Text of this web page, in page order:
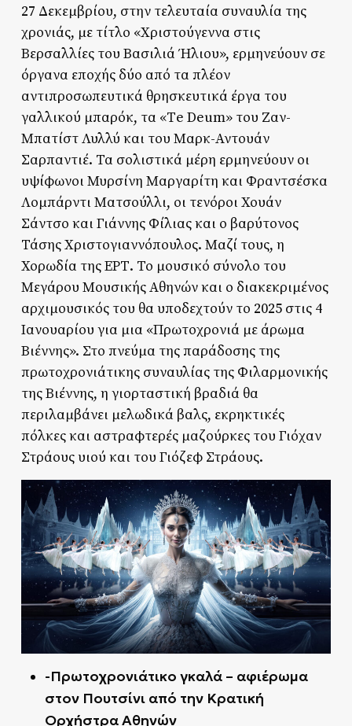
27 Δεκεμβρίου, στην τελευταία συναυλία της
χρονιάς, με τίτλο «Χριστούγεννα στις
Βερσαλλίες του Βασιλιά Ήλιου», ερμηνεύουν σε
όργανα εποχής δύο από τα πλέον
αντιπροσωπευτικά θρησκευτικά έργα του
γαλλικού μπαρόκ, τα «Τe Deum» του Ζαν-
Μπατίστ Λυλλύ και του Μαρκ-Αντουάν
Σαρπαντιέ. Τα σολιστικά μέρη ερμηνεύουν οι
υψίφωνοι Μυρσίνη Μαργαρίτη και Φραντσέσκα
Λομπάρντι Ματσούλλι, οι τενόροι Χουάν
Σάντσο και Γιάννης Φίλιας και ο βαρύτονος
Τάσης Χριστογιαννόπουλος. Μαζί τους, η
Χορωδία της ΕΡΤ. Το μουσικό σύνολο του
Μεγάρου Μουσικής Αθηνών και ο διακεκριμένος
αρχιμουσικός του θα υποδεχτούν το 2025 στις 4
Ιανουαρίου για μια «Πρωτοχρονιά με άρωμα
Βιέννης». Στο πνεύμα της παράδοσης της
πρωτοχρονιάτικης συναυλίας της Φιλαρμονικής
της Βιέννης, η γιορταστική βραδιά θα
περιλαμβάνει μελωδικά βαλς, εκρηκτικές
πόλκες και αστραφτερές μαζούρκες του Γιόχαν
Στράους υιού και του Γιόζεφ Στράους.
-Πρωτοχρονιάτικο γκαλά – αφιέρωμα
στον Πουτσίνι από την Κρατική
Ορχήστρα Αθηνών